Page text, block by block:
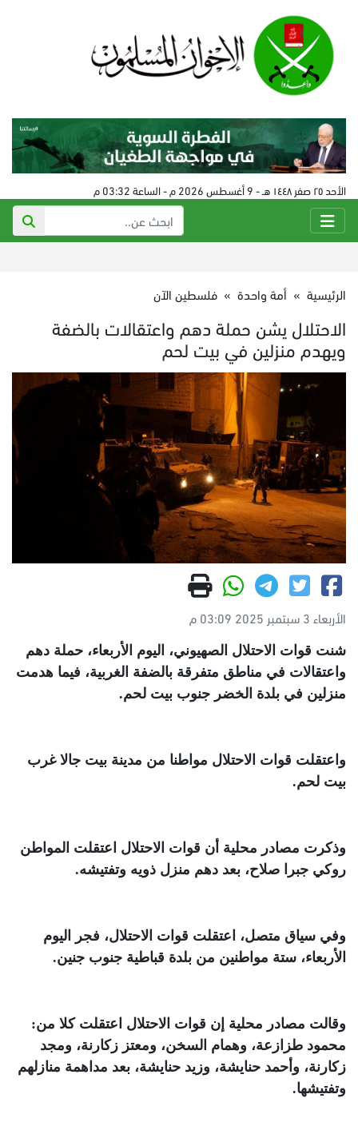
الأحد ٢٥ صفر ١٤٤٨ هـ - 9 أغسطس 2026 م - الساعة 03:32 م
الرئيسية » أمة واحدة » فلسطين الآن
الاحتلال يشن حملة دهم واعتقالات بالضفة
ويهدم منزلين في بيت لحم
الأربعاء 3 سبتمبر 2025 03:09 م
شنت قوات الاحتلال الصهيوني، اليوم الأربعاء، حملة دهم
واعتقالات في مناطق متفرقة بالضفة الغربية، فيما هدمت
منزلين في بلدة الخضر جنوب بيت لحم.
واعتقلت قوات الاحتلال مواطنا من مدينة بيت جالا غرب
بيت لحم.
وذكرت مصادر محلية أن قوات الاحتلال اعتقلت المواطن
روكي جبرا صلاح، بعد دهم منزل ذويه وتفتيشه.
وفي سياق متصل، اعتقلت قوات الاحتلال، فجر اليوم
الأربعاء، ستة مواطنين من بلدة قباطية جنوب جنين.
وقالت مصادر محلية إن قوات الاحتلال اعتقلت كلا من:
محمود طزازعة، وهمام السخن، ومعتز زكارنة، ومجد
زكارنة، وأحمد حنايشة، وزيد حنايشة، بعد مداهمة منازلهم
وتفتيشها.